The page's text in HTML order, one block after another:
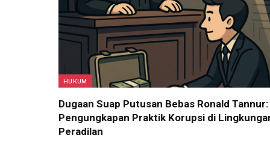
HUKUM
Dugaan Suap Putusan Bebas Ronald Tannur:
Pengungkapan Praktik Korupsi di
Peradilan